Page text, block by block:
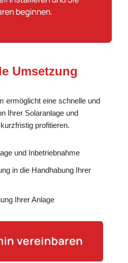
Umsetzung
ermöglicht eine schnelle und
Ihrer Solaranlage und
profitieren.
und Inbetriebnahme
in die Handhabung Ihrer
Ihrer Anlage